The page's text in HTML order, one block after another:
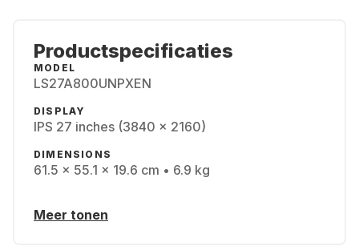
Productspecificaties
MODEL
LS27A800UNPXEN
DISPLAY
IPS 27 inches (3840 x 2160)
DIMENSIONS
61.5 x 55.1 x 19.6 cm • 6.9 kg
Meer tonen